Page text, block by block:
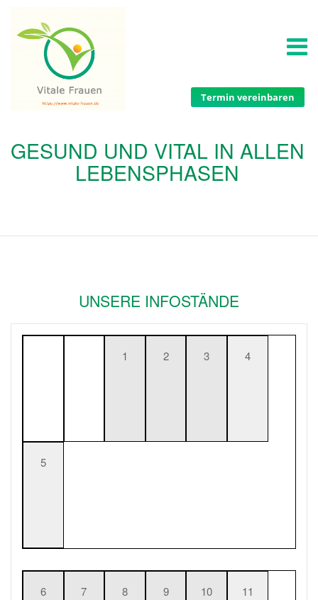
GESUND UND VITAL IN ALLEN
LEBENSPHASEN
Termin vereinbaren
UNSERE INFOSTÄNDE
1 2 3 4
5
6 7 8 9 10 11